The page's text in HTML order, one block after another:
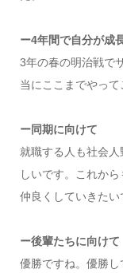
ー4年間で自分が成
3年の春の明治戦で
当にここまでやって
ー同期に向けて
就職する人も社会
しいです。これか
仲良くしていきたい
ー後輩たちに向けて
優勝ですね。優勝し